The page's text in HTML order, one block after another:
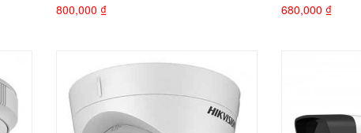
800,000 ₫ 680,000 ₫